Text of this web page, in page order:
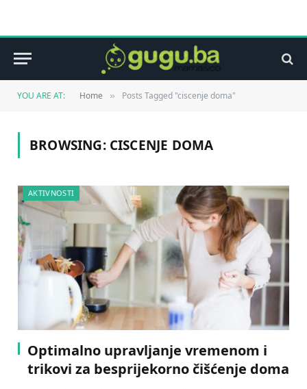
YOU ARE AT: Home » Posts Tagged "ciscenje doma"
BROWSING: CISCENJE DOMA
AKTIVNOSTI
Optimalno upravljanje vremenom i
trikovi za besprijekorno čišćenje doma